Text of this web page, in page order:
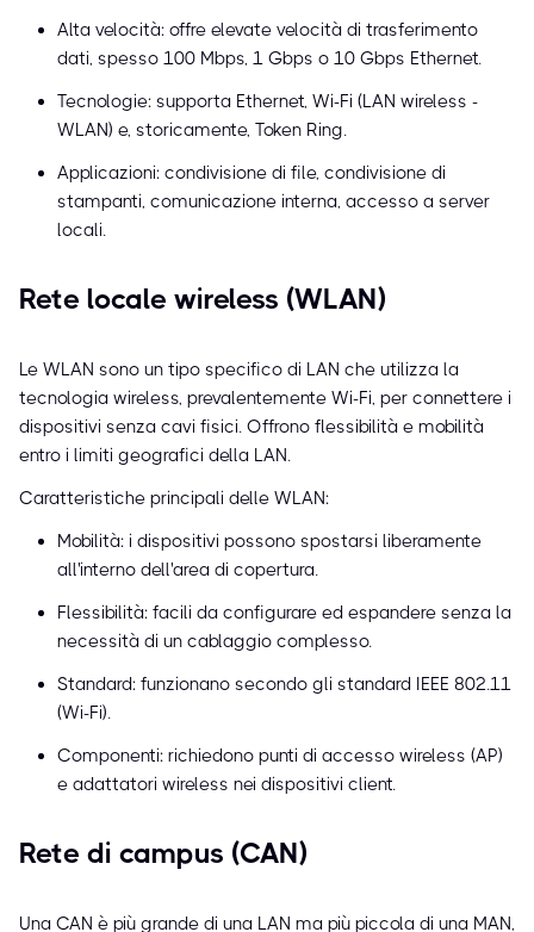
Alta velocità: offre elevate velocità di trasferimento
dati, spesso 100 Mbps, 1 Gbps o 10 Gbps Ethernet.
Tecnologie: supporta Ethernet, Wi-Fi (LAN wireless -
WLAN) e, storicamente, Token Ring.
Applicazioni: condivisione di file, condivisione di
stampanti, comunicazione interna, accesso a server
locali.
Rete locale wireless (WLAN)
Le WLAN sono un tipo specifico di LAN che utilizza la
tecnologia wireless, prevalentemente Wi-Fi, per connettere i
dispositivi senza cavi fisici. Offrono flessibilità e mobilità
entro i limiti geografici della LAN.
Caratteristiche principali delle WLAN:
Mobilità: i dispositivi possono spostarsi liberamente
all'interno dell'area di copertura.
Flessibilità: facili da configurare ed espandere senza la
necessità di un cablaggio complesso.
Standard: funzionano secondo gli standard IEEE 802.11
(Wi-Fi).
Componenti: richiedono punti di accesso wireless (AP)
e adattatori wireless nei dispositivi client.
Rete di campus (CAN)
Una CAN è più grande di una LAN ma più piccola di una MAN,